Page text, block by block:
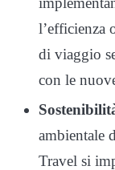
l’efficienza
di viaggio
con le
ambientale
Travel si